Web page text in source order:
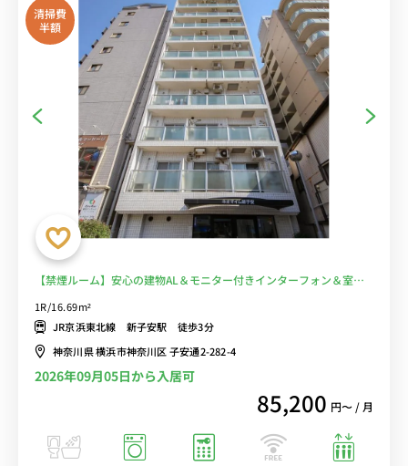
清掃費
半額
【禁煙ルーム】安心の建物AL＆モニター付きインターフォン＆室内
洗濯機完備♪キリンビール横浜工場や日産エンジンミュージアムまで
徒歩圏内■選べるWi-Fi格安レンタル中！
1R/16.69m²
JR京浜東北線 新子安駅 徒歩3分
神奈川県 横浜市神奈川区 子安通2-282-4
2026年09月05日から入居可
85,200 円〜 / 月